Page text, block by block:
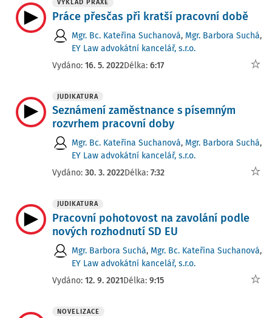
VÝKLAD PRAXE
Práce přesčas při kratší pracovní době
Mgr. Bc. Kateřina Suchanová, Mgr. Barbora Suchá,
EY Law advokátní kancelář, s.r.o.
Vydáno: 16. 5. 2022Délka: 6:17
JUDIKATURA
Seznámení zaměstnance s písemným
rozvrhem pracovní doby
Mgr. Bc. Kateřina Suchanová, Mgr. Barbora Suchá,
EY Law advokátní kancelář, s.r.o.
Vydáno: 30. 3. 2022Délka: 7:32
JUDIKATURA
Pracovní pohotovost na zavolání podle
nových rozhodnutí SD EU
Mgr. Barbora Suchá, Mgr. Bc. Kateřina Suchanová,
EY Law advokátní kancelář, s.r.o.
Vydáno: 12. 9. 2021Délka: 9:15
NOVELIZACE